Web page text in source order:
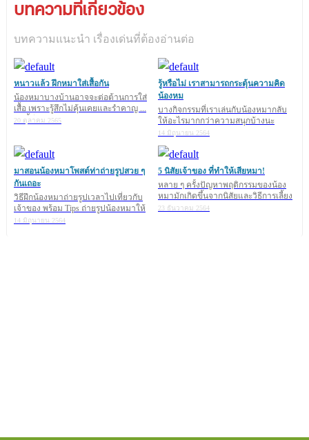
น้องหมาที่สนิทกับเจ้าของหรือสมาชิกในครอบครัวมากๆ จะเกิดอาการ
เครียดละเหงาเมื่อถูกปล่อยให้อยู่เพียงลำพัง โดยเขาแสดงออกด้วยการเห่า
ขุด กัดแทะ ถ่ายเรี่ยราด และพยายามทำลายข้าวของในบ้าน หรือพยายาม
ข้างนอกบ้าน หรือแทะประตูบ้าน
เจ้าของเห็นพฤติกรรมแบบนี้ของน้องหมาแล้วก็อย่าเพิ่งโกรธเขานะคะ
เพราะที่เขาทำไปเขาก็ไม่ได้มีเจตนาจะแกล้งหรอกค่ะ เพียงแต่ทำไปเพื่อ
ระบายความเครียดและความรู้สึกไม่สบายใจที่ต้องอยู่เพียงลำพังก็แค่นั้นเอง
สำหรับแนวทางการแก้ไขปัญหาโรคเหงาในน้องหมานั้นก็มีหลายวิธีค่ะ
เราจะต้องค่อยๆ ทำเป็นขั้นตอนไป โดยเริ่มจาก
1. ลดอาการดีใจสุดเหวี่ยงของน้องหมา เวลาที่เราออกจากบ้านหรือกลับ
บ้าน โดยก่อนออกจากบ้านให้ทำเป็นไม่เห็นน้องหมาสัก 5 นาที ให้เราทำ
บทความที่เกี่ยวข้อง
บทความแนะนำ เรื่องเด่นที่ต้องอ่านต่อ
หนาวแล้ว ฝึกหมาใส่เสื้อกัน
น้องหมาบางบ้านอาจจะต่อต้านการใส่
เสื้อ เพราะรู้สึกไม่คุ้นเคยและรำคาญ ...
วันนี้มีเทคนิ
20 ตุลาคม 2565
รู้หรือไม่ เราสามารถกระตุ้นความคิด
น้องหม
บางกิจกรรมที่เราเล่นกับน้องหมากลับ
ให้อะไรมากกว่าความสนุกบ้างนะ
14 มิถุนายน 2564
มาสอนน้องหมาโพสต์ท่าถ่ายรูปสวย ๆ
กันเถอะ
วิธีฝึกน้องหมาถ่ายรูปเวลาไปเที่ยวกับ
เจ้าของ พร้อม Tips ถ่ายรูปน้องหมาให้
ออกมาน่ารัก
14 มิถุนายน 2564
5 นิสัยเจ้าของ ที่ทำให้เสียหมา!
หลาย ๆ ครั้งปัญหาพฤติกรรมของน้อง
หมามักเกิดขึ้นจากนิสัยและวิธีการเลี้ยง
ของเจ้าของ การท
23 ธันวาคม 2564